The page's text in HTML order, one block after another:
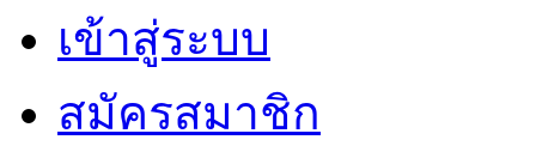
เข้าสู่ระบบ
สมัครสมาชิก